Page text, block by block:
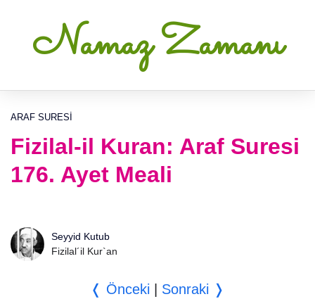
Namaz Zamanı
ARAF SURESI
Fizilal-il Kuran: Araf Suresi
176. Ayet Meali
Seyyid Kutub
Fizilal´il Kur`an
❬ Önceki Sonraki ❭